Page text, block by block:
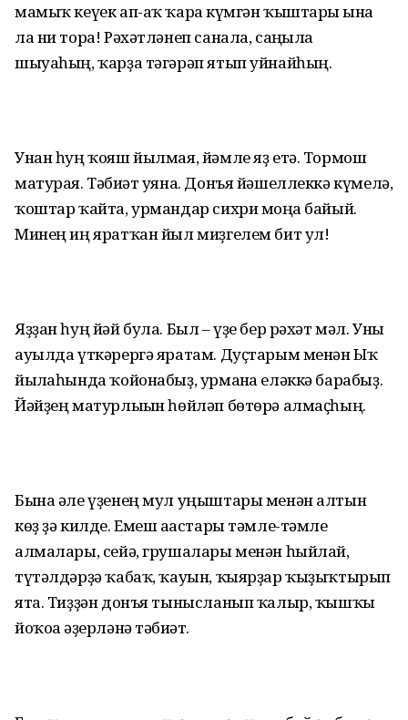
мамыҡ кеүек ап-аҡ ҡарға күм­гән ҡыштары ғына
ла ни то­ра! Рәхәтләнеп санала, саңғы­ла
шыуаһың, ҡарҙа тәгәрәп ятып уйнайһың.
Унан һуң ҡояш йылмая, йәмле яҙ етә. Тормош
матурая. Тәбиғәт уяна. Донъя йәшеллеккә күмелә,
ҡоштар ҡайта, урмандар сихри моңға байый.
Минең иң яратҡан йыл миҙгелем бит ул!
Яҙҙан һуң йәй була. Был – үҙе бер рәхәт мәл. Уны
ауылда үткәрергә яратам. Дуҫтарым менән Ыҡ
йыл­ғаһында ҡойонабыҙ, урманға еләккә барабыҙ.
Йәйҙең матурлығын һөйләп бөтөрә алмаҫһың.
Бына әле үҙенең мул уңыштары менән алтын
көҙ ҙә килде. Емеш ағастары тәмле-тәмле
алмалары, сейә, грушалары менән һыйлай,
түтәлдәрҙә ҡабаҡ, ҡауын, ҡыярҙар ҡыҙыҡтырып
ята. Тиҙҙән донъя тынысланып ҡалыр, ҡышҡы
йоҡоға әҙерләнә тәбиғәт.